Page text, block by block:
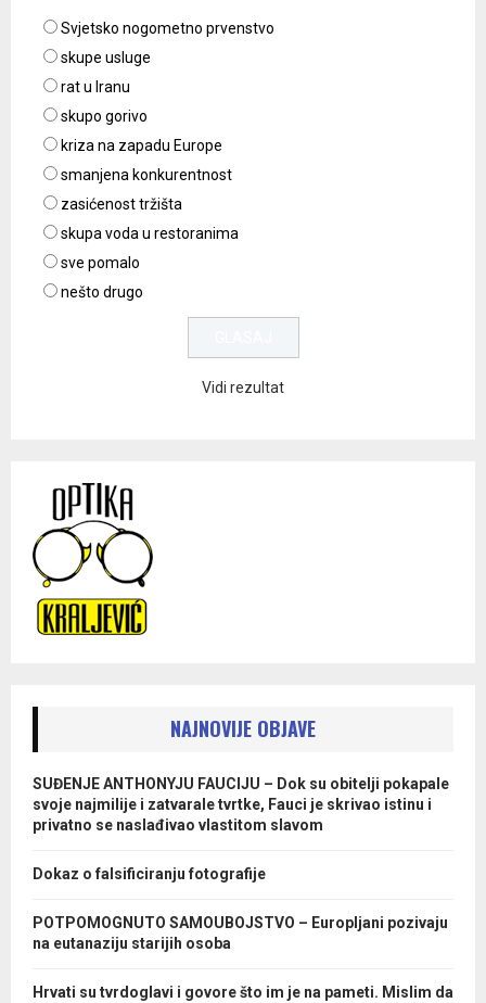
Svjetsko nogometno prvenstvo
skupe usluge
rat u Iranu
skupo gorivo
kriza na zapadu Europe
smanjena konkurentnost
zasićenost tržišta
skupa voda u restoranima
sve pomalo
nešto drugo
Vidi rezultat
NAJNOVIJE OBJAVE
SUĐENJE ANTHONYJU FAUCIJU – Dok su obitelji pokapale
svoje najmilije i zatvarale tvrtke, Fauci je skrivao istinu i
privatno se naslađivao vlastitom slavom
Dokaz o falsificiranju fotografije
POTPOMOGNUTO SAMOUBOJSTVO – Europljani pozivaju
na eutanaziju starijih osoba
Hrvati su tvrdoglavi i govore što im je na pameti. Mislim da